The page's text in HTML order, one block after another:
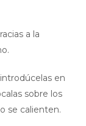
a la
en
sobre los
se calienten.